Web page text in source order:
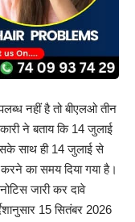
नहीं है तो बीएलओ तीन
ने बताय कि 14 जुलाई
साथ ही 14 जुलाई से
का समय दिया गया है।
जारी कर दावे
15 सितंबर 2026